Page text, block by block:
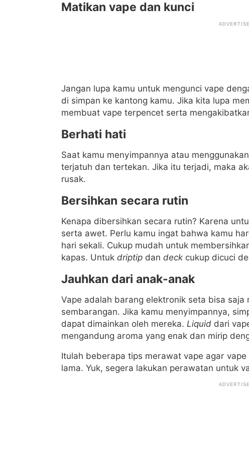
Matikan vape dan kunci
Jangan lupa kamu untuk mengunci vape
di simpan ke kantong kamu. Jika kita lupa
membuat vape terpencet serta
Berhati hati
Saat kamu menyimpannya atau
terjatuh dan tertekan. Jika itu terjadi, maka
rusak.
Bersihkan secara rutin
Kenapa dibersihkan secara rutin? Karena
serta awet. Perlu kamu ingat bahwa kamu
hari sekali. Cukup mudah untuk
kapas. Untuk driptip dan deck cukup dicuci
Jauhkan dari anak-anak
Vape adalah barang elektronik seta bisa saja
sembarangan. Jika kamu menyimpannya,
dapat dimainkan oleh mereka. Liquid dari
mengandung aroma yang enak dan mirip
Itulah beberapa tips merawat vape agar
lama. Yuk, segera lakukan perawatan untuk